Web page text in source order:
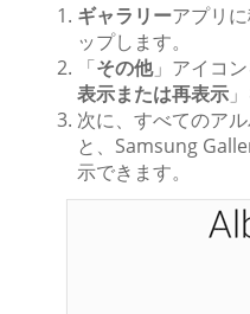
ギャラリーアプリ
ップします。
「その他」アイコ
表示または再表示
次に、すべてのア
と、Samsung
示できます。